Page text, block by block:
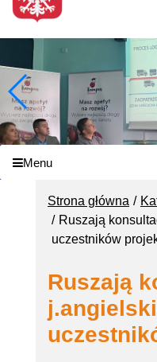
Menu
Strona główna
Ruszają
uczestników
Ruszają